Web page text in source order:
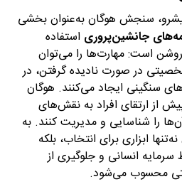
سنجش هوگان به‌عنوان بخشی
جانشین‌پروری استفاده
است: مهارت‌ها را می‌توان
در صورت نادیده گرفتن، در
سنگینی ایجاد می‌کنند. هوگان
از ارتقای افراد به نقش‌های
را شناسایی و مدیریت کنند. به
ابزاری برای انتخاب، بلکه
سرمایه انسانی و جلوگیری از
محسوب می‌شود.